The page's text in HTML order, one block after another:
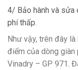
4/ Bảo hành và sửa
phí thấp.
Như vậy, trên đây
điểm của dòng giàn
Vinadry – GP 971.